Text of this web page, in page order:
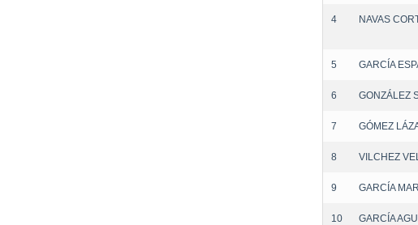
4 NAVAS
5 GARCÍA
6 GONZÁLEZ
7 GÓMEZ
8 VILCHEZ
9 GARCÍA
10 GARCÍA